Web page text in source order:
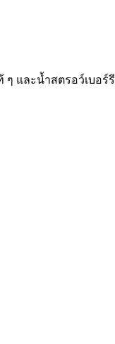
ๆ และน้ำสตรอว์เบอร์รี